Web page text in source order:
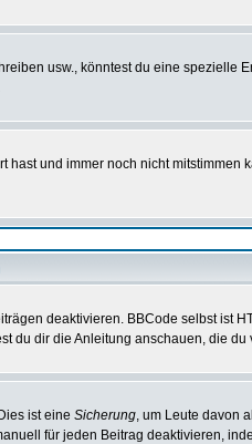
usw., könntest du eine spezielle
und immer noch nicht mitstimmen
deaktivieren. BBCode selbst ist
du dir die Anleitung anschauen, die
ist eine Sicherung, um Leute davon
für jeden Beitrag deaktivieren,